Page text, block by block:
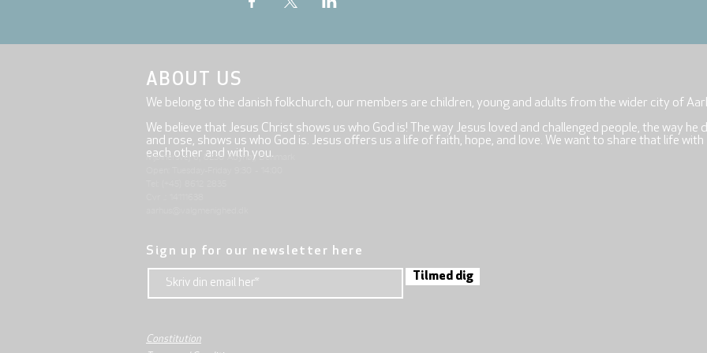
ABOUT US
We belong to the danish folkchurch, our members are children, young and adults from the wider city of
We believe that Jesus Christ shows us who God is! The way Jesus loved and challenged people, the way he
and rose, shows us who God is. Jesus offers us a life of faith, hope, and love. We want to share that life with
each other and with you.
Mjølnersvej 6, 8230 Åbyhøj, Denmark
Sign up for our newsletter here
Tilmed dig
Constitution